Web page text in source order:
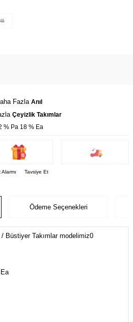
Fazla Anıl
Çeyizlik Takımlar
% Pa 18 % Ea
Tavsiye Et
Ödeme Seçenekleri
Büstiyer Takımlar modelimiz0